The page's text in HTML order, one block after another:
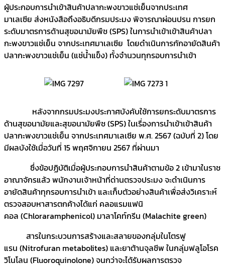
ผู้ประกอบการนำเข้าสินค้าปลากะพงขาวแช่เย็นจากประเทศ
มาเลเซีย ส่งหนังสือถึงอธิบดีกรมประมง พิจารณาผ่อนปรน การยก
ระดับมาตรการด้านสุขอนามัยพืช (SPS) ในการนำเข้าเข้าสินค้าปลา
กะพงขาวแช่เย็น จากประเทศมาเลเซีย โดยดำเนินการกักอายัดสินค้า
ปลากะพงขาวแช่เย็น (แช่น้ำแข็ง) ทั้งจำนวนทุกรอบการนำเข้า
หลังจากกรมประมงประกาศบังคับใช้การยกระดับมาตรการ
ด้านสุขอนามัยและสุขอนามัยพืช (SPS) ในเรื่องการนำเข้าเข้าสินค้า
ปลากะพงขาวแช่เย็น จากประเทศมาเลเซีย พ.ศ. 2567 (ฉบับที่ 2) โดย
มีผลบังใช้เมื่อวันที่ 15 พฤศจิกายน 2567 ที่ผ่านมา
ซึ่งข้อปฏิบัติเมื่อผู้ประกอบการนำสินค้าตามข้อ 2 เข้ามาในราช
อาณาจักรแล้ว พนักงานเจ้าหน้าที่ด่านตรวจประมง จะดำเนินการ
อายัดสินค้าทุกรอบการนำเข้า และเก็บตัวอย่างสินค้าเพื่อส่งวิเคราะห์
ตรวจสอบหาสารตกค้างได้แก่ คลอแรมแฟนิ
คอล (Chloraramphenicol) มาลาโคท์กรีน (Malachite green)
สารในกระบวนการสร้างและสลายของกลุ่มในโตรฟู
แรน (Nitrofuran metabolites) และยาต้านจุลชีพ ในกลุ่มฟลูโอโรค
วิโนโลน (Fluoroquinolone) จนกว่าจะได้รับผลการตรวจ